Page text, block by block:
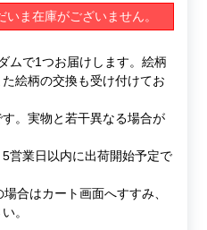
ま在庫がございません。
ムで1つお届けします。絵柄
絵柄の交換も受け付けてお
。実物と若干異なる場合が
営業日以内に出荷開始予定で
合はカート画面へすすみ、
。